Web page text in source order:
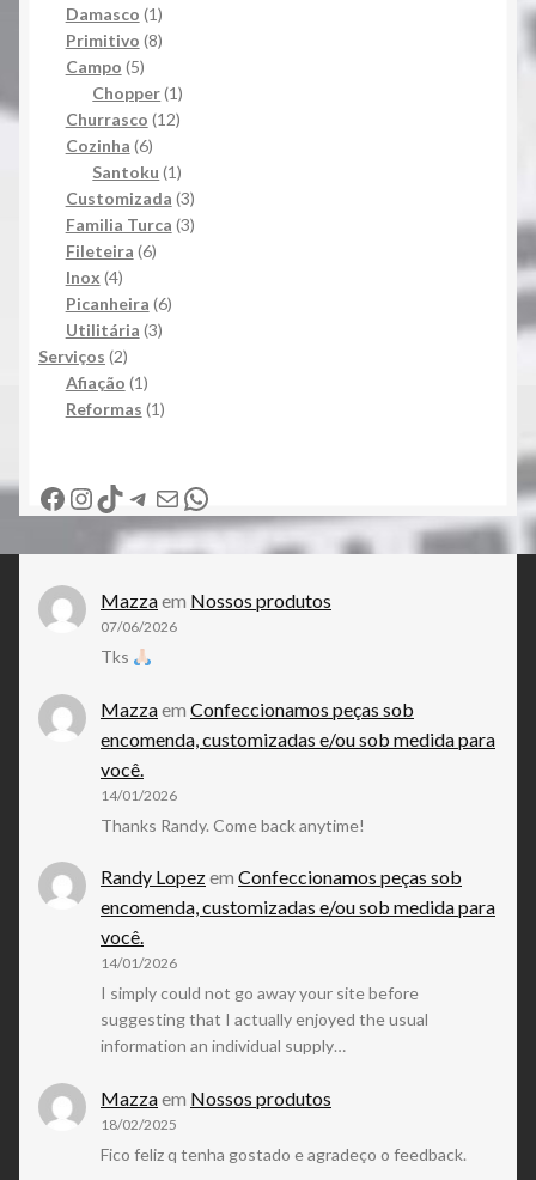
Damasco 11
produto
Primitivo 88
Campo 55
produtos
Chopper 11
produto
Churrasco 1212
Cozinha 66
produtos
Santoku 11
produto
Customizada 33
produtos
Familia Turca 33
Fileteira 66
Inox 44
produtos
Picanheira 66
Utilitária 33
Serviços 22
produtos
Afiação 11
produto
Reformas 11
Facebook
Instagram
TikTok
Telegram
E-mailWhatsApp
Mazzaem Nossos produtos
07/06/2026
Tks
Mazzaem Confeccionamos peças sob
encomenda, customizadas e/ou sob medida para
você.
14/01/2026
Thanks Randy. Come back anytime!
Randy Lopezem Confeccionamos peças sob
encomenda, customizadas e/ou sob medida para
você.
14/01/2026
I simply could not go away your site before
suggesting that I actually enjoyed the usual
information an individual supply…
Mazzaem Nossos produtos
18/02/2025
Fico feliz q tenha gostado e agradeço o feedback.